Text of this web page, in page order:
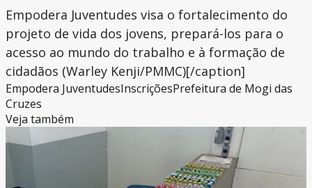
Empodera Juventudes visa o fortalecimento do
projeto de vida dos jovens, prepará-los para o
acesso ao mundo do trabalho e à formação de
cidadãos (Warley Kenji/PMMC)[/caption]
Empodera JuventudesInscriçõesPrefeitura de Mogi das
Cruzes
Veja também